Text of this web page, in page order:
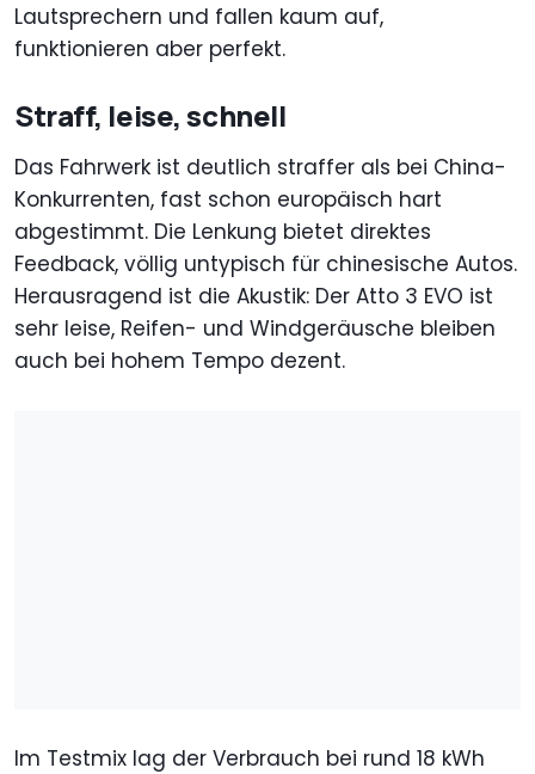
Lautsprechern und fallen kaum auf,
funktionieren aber perfekt.
Straff, leise, schnell
Das Fahrwerk ist deutlich straffer als bei China-
Konkurrenten, fast schon europäisch hart
abgestimmt. Die Lenkung bietet direktes
Feedback, völlig untypisch für chinesische Autos.
Herausragend ist die Akustik: Der Atto 3 EVO ist
sehr leise, Reifen- und Windgeräusche bleiben
auch bei hohem Tempo dezent.
Im Testmix lag der Verbrauch bei rund 18 kWh